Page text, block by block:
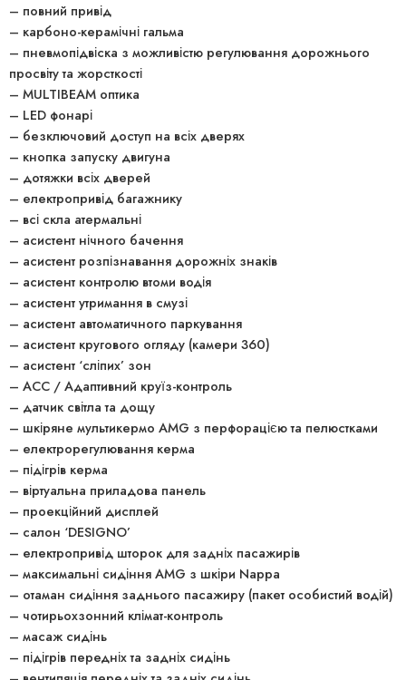
– повний привід
– карбоно-керамічні гальма
– пневмопідвіска з можливістю регулювання дорожнього
просвіту та жорсткості
– MULTIBEAM оптика
– LED фонарі
– безключовий доступ на всіх дверях
– кнопка запуску двигуна
– дотяжки всіх дверей
– електропривід багажнику
– всі скла атермальні
– асистент нічного бачення
– асистент розпізнавання дорожніх знаків
– асистент контролю втоми водія
– асистент утримання в смузі
– асистент автоматичного паркування
– асистент кругового огляду (камери 360)
– асистент ‘сліпих’ зон
– ACC / Адаптивний круїз-контроль
– датчик світла та дощу
– шкіряне мультикермо AMG з перфорацією та пелюстками
– електрорегулювання керма
– підігрів керма
– віртуальна приладова панель
– проекційний дисплей
– салон ‘DESIGNO’
– електропривід шторок для задніх пасажирів
– максимальні сидіння AMG з шкіри Nappa
– отаман сидіння заднього пасажиру (пакет особистий водій)
– чотирьохзонний клімат-контроль
– масаж сидінь
– підігрів передніх та задніх сидінь